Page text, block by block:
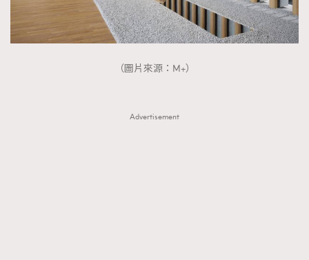
（圖片來源：M+）
Advertisement